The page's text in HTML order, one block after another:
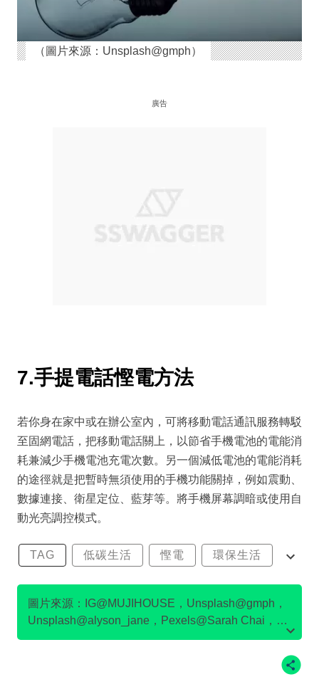
（圖片來源：Unsplash@gmph）
廣告
7.手提電話慳電方法
若你身在家中或在辦公室內，可將移動電話通訊服務轉駁
至固網電話，把移動電話關上，以節省手機電池的電能消
耗兼減少手機電池充電次數。另一個減低電池的電能消耗
的途徑就是把暫時無須使用的手機功能關掉，例如震動、
數據連接、衛星定位、藍芽等。將手機屏幕調暗或使用自
動光亮調控模式。
TAG 低碳生活 慳電 環保生活
節能
圖片來源：IG@MUJIHOUSE，Unsplash@gmph，
Unsplash@alyson_jane，Pexels@Sarah Chai，
Pexels@cottonbro